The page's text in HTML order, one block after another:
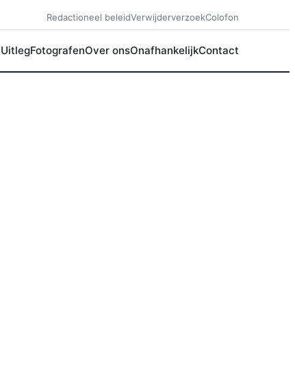
Redactioneel beleidVerwijderverzoekColofon
UitlegFotografenOver onsOnafhankelijkContact